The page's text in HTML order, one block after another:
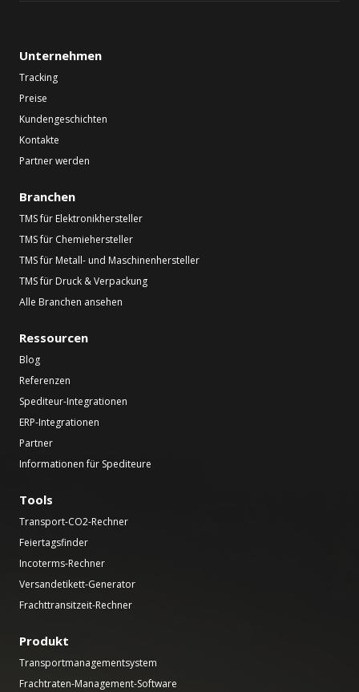
Unternehmen
Tracking
Preise
Kundengeschichten
Kontakte
Partner werden
Branchen
TMS für Elektronikhersteller
TMS für Chemiehersteller
TMS für Metall- und Maschinenhersteller
TMS für Druck & Verpackung
Alle Branchen ansehen
Ressourcen
Blog
Referenzen
Spediteur-Integrationen
ERP-Integrationen
Partner
Informationen für Spediteure
Tools
Transport-CO2-Rechner
Feiertagsfinder
Incoterms-Rechner
Versandetikett-Generator
Frachttransitzeit-Rechner
Produkt
Transportmanagementsystem
Frachtraten-Management-Software